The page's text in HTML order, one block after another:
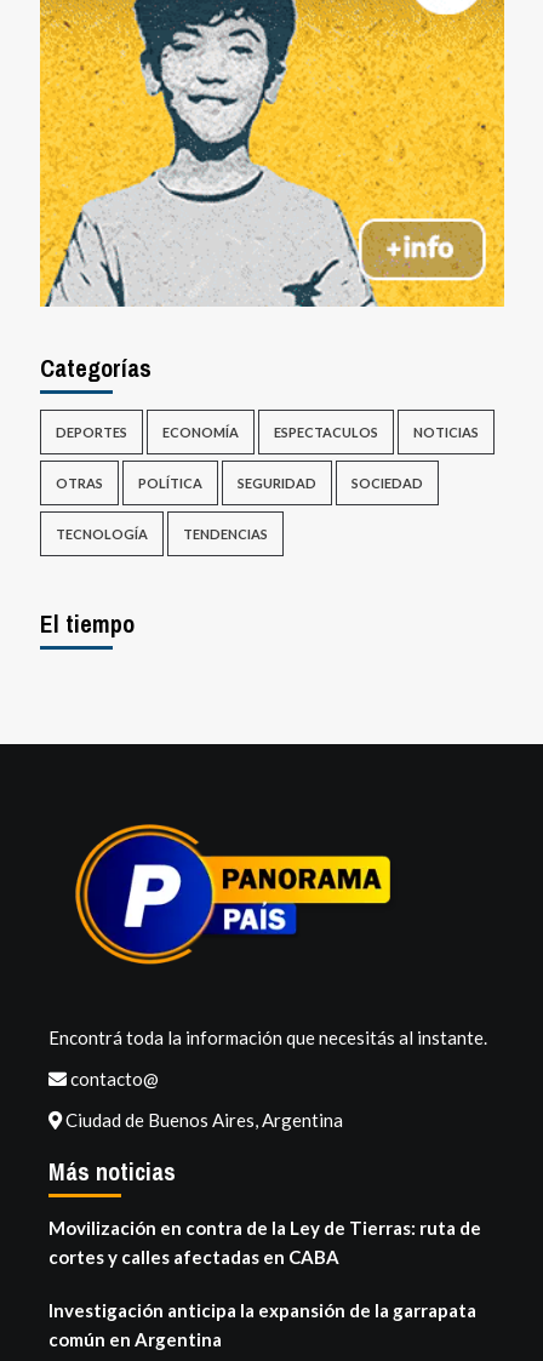
Categorías
DEPORTES ECONOMÍA ESPECTACULOS NOTICIAS
OTRAS POLÍTICA SEGURIDAD SOCIEDAD
TECNOLOGÍA TENDENCIAS
El tiempo
Encontrá toda la información que necesitás al instante.
contacto@
Ciudad de Buenos Aires, Argentina
Más noticias
Movilización en contra de la Ley de Tierras: ruta de
cortes y calles afectadas en CABA
Investigación anticipa la expansión de la garrapata
común en Argentina